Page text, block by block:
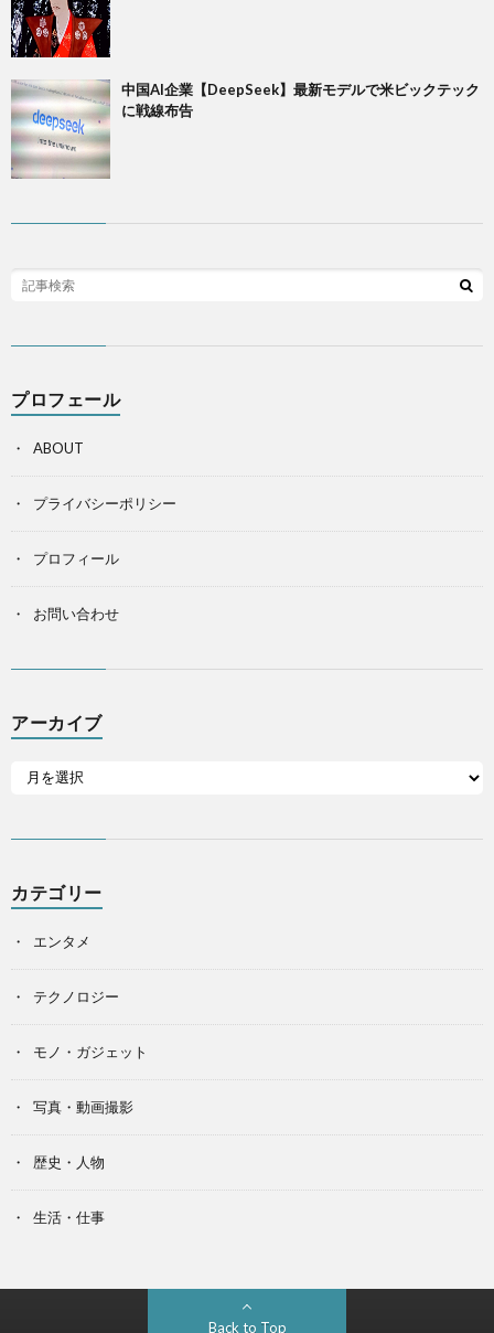
中国AI企業【DeepSeek】最新モデルで米ビックテック
に戦線布告
プロフェール
ABOUT
プライバシーポリシー
プロフィール
お問い合わせ
アーカイブ
カテゴリー
エンタメ
テクノロジー
モノ・ガジェット
写真・動画撮影
歴史・人物
生活・仕事
Back to Top